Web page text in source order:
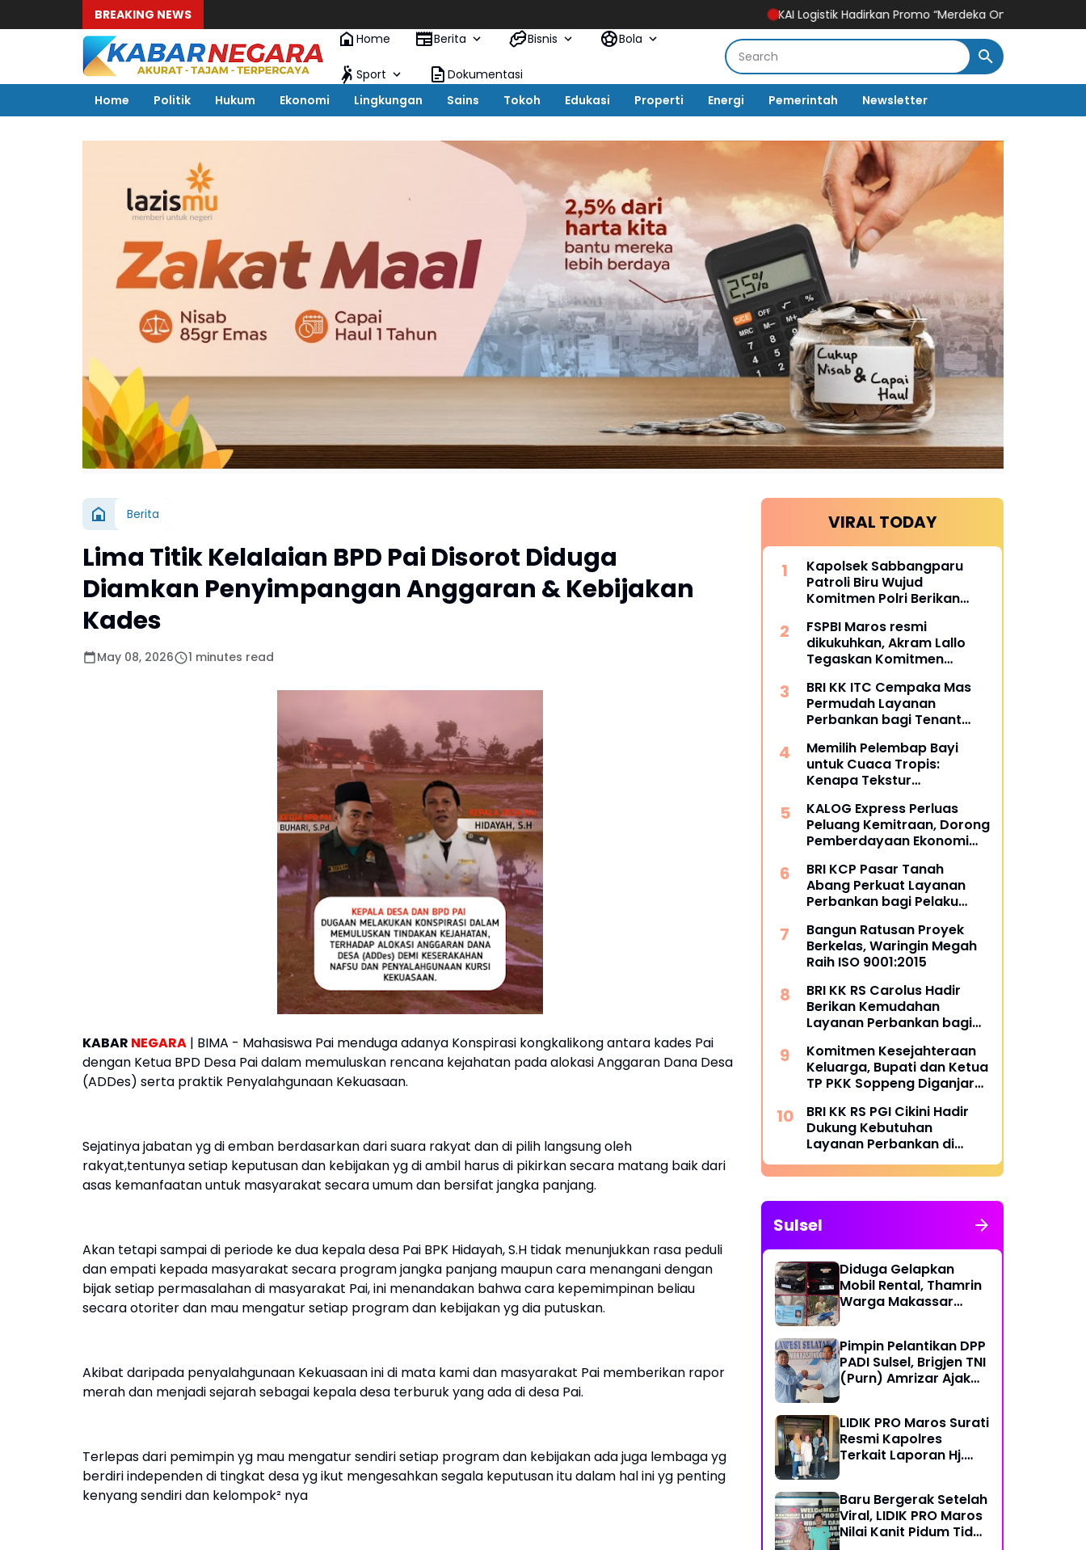
BREAKING NEWS KAI Logistik Hadirkan Promo “Merdeka Ongkir” untuk Pengiriman Paket
Home
Berita Bisnis Bola
Sport
Dokumentasi
Home
Politik Hukum Ekonomi Lingkungan Sains Tokoh Edukasi Properti Energi Pemerintah Newsletter
Berita
Lima Titik Kelalaian BPD Pai Disorot Diduga
Diamkan Penyimpangan Anggaran & Kebijakan
Kades
May 08, 2026 1 minutes read
KABAR NEGARA | BIMA - Mahasiswa Pai menduga adanya Konspirasi kongkalikong antara kades Pai
dengan Ketua BPD Desa Pai dalam memuluskan rencana kejahatan pada alokasi Anggaran Dana Desa
(ADDes) serta praktik Penyalahgunaan Kekuasaan.
Sejatinya jabatan yg di emban berdasarkan dari suara rakyat dan di pilih langsung oleh
rakyat,tentunya setiap keputusan dan kebijakan yg di ambil harus di pikirkan secara matang baik dari
asas kemanfaatan untuk masyarakat secara umum dan bersifat jangka panjang.
Akan tetapi sampai di periode ke dua kepala desa Pai BPK Hidayah, S.H tidak menunjukkan rasa peduli
dan empati kepada masyarakat secara program jangka panjang maupun cara menangani dengan
bijak setiap permasalahan di masyarakat Pai, ini menandakan bahwa cara kepemimpinan beliau
secara otoriter dan mau mengatur setiap program dan kebijakan yg dia putuskan.
Akibat daripada penyalahgunaan Kekuasaan ini di mata kami dan masyarakat Pai memberikan rapor
merah dan menjadi sejarah sebagai kepala desa terburuk yang ada di desa Pai.
Terlepas dari pemimpin yg mau mengatur sendiri setiap program dan kebijakan ada juga lembaga yg
berdiri independen di tingkat desa yg ikut mengesahkan segala keputusan itu dalam hal ini yg penting
kenyang sendiri dan kelompok² nya
VIRAL TODAY
Kapolsek Sabbangparu
Patroli Biru Wujud
Komitmen Polri Berikan
Masyarakat
FSPBI Maros resmi
dikukuhkan, Akram Lallo
Tegaskan Komitmen
Pekerja
BRI KK ITC Cempaka Mas
Permudah Layanan
Perbankan bagi Tenant
Memilih Pelembap Bayi
untuk Cuaca Tropis:
Kenapa Tekstur
KALOG Express Perluas
Peluang Kemitraan, Dorong
Pemberdayaan Ekonomi
BRI KCP Pasar Tanah
Abang Perkuat Layanan
Perbankan bagi Pelaku
Pusat Grosir Terbesar di
Indonesia
Bangun Ratusan Proyek
Berkelas, Waringin Megah
Raih ISO 9001:2015
BRI KK RS Carolus Hadir
Berikan Kemudahan
Layanan Perbankan bagi
Masyarakat
Komitmen Kesejahteraan
Keluarga, Bupati dan Ketua
TP PKK Soppeng Diganjar
BKKBN
BRI KK RS PGI Cikini Hadir
Dukung Kebutuhan
Layanan Perbankan di
Lingkungan Rumah Sakit
Sulsel
Diduga Gelapkan
Mobil Rental, Thamrin
Warga Makassar
Pimpin Pelantikan DPP
PADI Sulsel, Brigjen TNI
(Purn) Amrizar Ajak
Dengan Hati Bersih
LIDIK PRO Maros Surati
Resmi Kapolres
Terkait Laporan Hj.
Baru Bergerak Setelah
Viral, LIDIK PRO Maros
Nilai Kanit Pidum Tidak